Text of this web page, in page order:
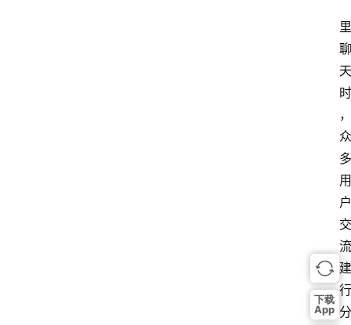
里
聊
天
时
，
众
多
用
户
交
流
建
行
分
下载
App